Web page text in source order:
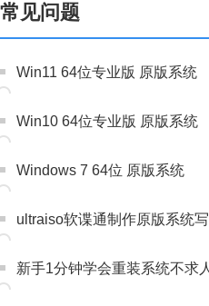
常见问题
Win11 64位专业版 原版系统
Win10 64位专业版 原版系统
Windows 7 64位 原版系统
ultraiso软谍通制作原版系统
新手1分钟学会重装系统不求